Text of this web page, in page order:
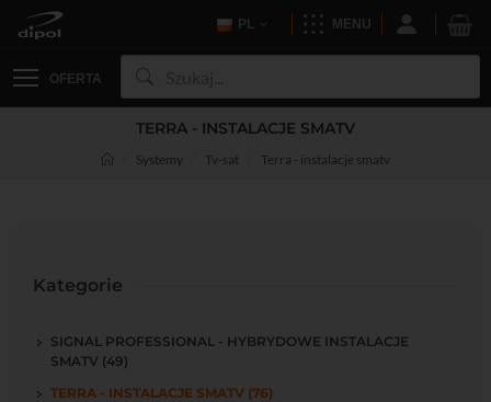
PL MENU
OFERTA
TERRA - INSTALACJE SMATV
Systemy Tv-sat Terra - instalacje smatv
Kategorie
SIGNAL PROFESSIONAL - HYBRYDOWE INSTALACJE
SMATV (49)
TERRA - INSTALACJE SMATV (76)